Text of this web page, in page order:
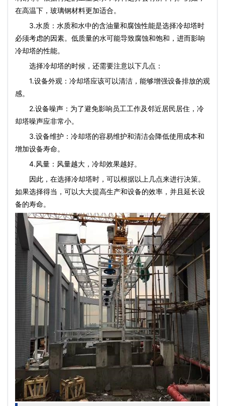
在高温下，玻璃钢材料更加适合。
3.水质：水质和水中的含油量和腐蚀性能是选择冷却塔时
必须考虑的因素。低质量的水可能导致腐蚀和饱和，进而影响
冷却塔的性能。
选择冷却塔的时候，还需要注意以下几点：
1.设备外观：冷却塔应该可以清洁，能够增强设备排放的观
感。
2.设备噪声：为了避免影响员工工作及邻近居民居住，冷
却塔噪声应非常小。
3.设备维护：冷却塔的容易维护和清洁会降低使用成本和
增加设备寿命。
4.风量：风量越大，冷却效果越好。
因此，在选择冷却塔时，可以根据以上几点来进行决策。
如果选择得当，可以大大提高生产和设备的效率，并且延长设
备的寿命。